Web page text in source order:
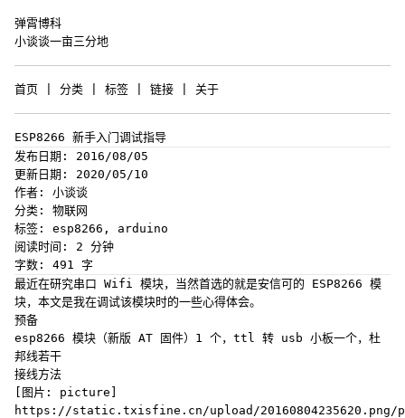
弹霄博科
小谈谈一亩三分地
首页 分类 标签 链接 关于
ESP8266 新手入门调试指导
发布日期: 2016/08/05
更新日期: 2020/05/10
作者: 小谈谈
分类: 物联网
标签: esp8266, arduino
阅读时间: 2 分钟
字数: 491 字
最近在研究串口 Wifi 模块，当然首选的就是安信可的 ESP8266 模
块，本文是我在调试该模块时的一些心得体会。
预备
esp8266 模块（新版 AT 固件）1 个，ttl 转 usb 小板一个，杜
邦线若干
接线方法
[图片: picture]
https://static.txisfine.cn/upload/20160804235620.png/